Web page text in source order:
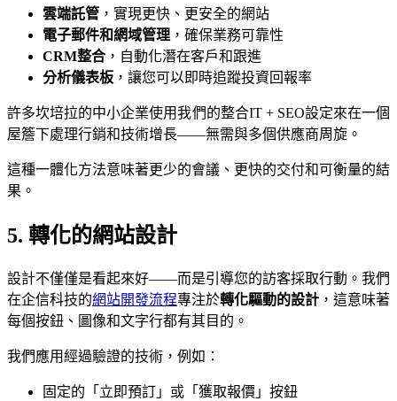
雲端託管 ，實現更快、更安全的網站
電子郵件和網域管理 ，確保業務可靠性
CRM整合 ，自動化潛在客戶和跟進
分析儀表板 ，讓您可以即時追蹤投資回報率
許多坎培拉的中小企業使用我們的整合IT + SEO設定來在一個
屋簷下處理行銷和技術增長——無需與多個供應商周旋。
這種一體化方法意味著更少的會議、更快的交付和可衡量的結
果。
5. 轉化的網站設計
設計不僅僅是看起來好——而是引導您的訪客採取行動。我們
在企信科技的網站開發流程專注於轉化驅動的設計 ，這意味著
每個按鈕、圖像和文字行都有其目的。
我們應用經過驗證的技術，例如：
固定的「立即預訂」或「獲取報價」按鈕